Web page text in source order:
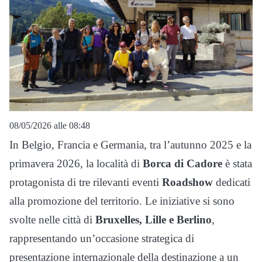
08/05/2026 alle 08:48
In Belgio, Francia e Germania, tra l’autunno 2025 e la
primavera 2026, la località di Borca di Cadore è stata
protagonista di tre rilevanti eventi Roadshow dedicati
alla promozione del territorio. Le iniziative si sono
svolte nelle città di Bruxelles, Lille e Berlino,
rappresentando un’occasione strategica di
presentazione internazionale della destinazione a un